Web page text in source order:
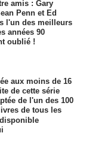
amis : Gary
Penn et Ed
l'un des meilleurs
années 90
oublié !
aux moins de 16
de cette série
de l'un des 100
de tous les